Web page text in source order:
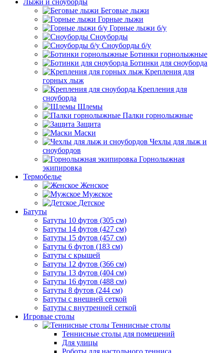
Лыжи и сноуборды
Беговые лыжи
Горные лыжи
Горные лыжи б/у
Сноуборды
Сноуборды б/у
Ботинки горнолыжные
Ботинки для сноуборда
Крепления для
горных лыж
Крепления для
сноуборда
Шлемы
Палки горнолыжные
Защита
Маски
Чехлы для лыж и
сноубордов
Горнолыжная
экипировка
Термобелье
Женское
Мужское
Детское
Батуты
Батуты 10 футов (305 см)
Батуты 14 футов (427 см)
Батуты 15 футов (457 см)
Батуты 6 футов (183 см)
Батуты с крышей
Батуты 12 футов (366 см)
Батуты 13 футов (404 см)
Батуты 16 футов (488 см)
Батуты 8 футов (244 см)
Батуты с внешней сеткой
Батуты с внутренней сеткой
Игровые столы
Теннисные столы
Теннисные столы для помещений
Для улицы
Роботы для настольного тенниса